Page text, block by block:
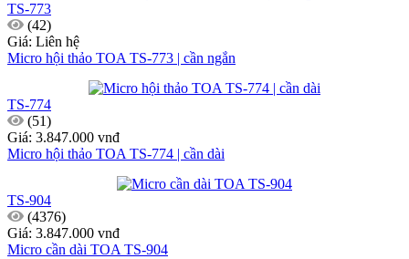
TS-773
(42)
Giá: Liên hệ
Micro hội thảo TOA TS-773 | cần ngắn
TS-774
(51)
Giá: 3.847.000 vnđ
Micro hội thảo TOA TS-774 | cần dài
TS-904
(4376)
Giá: 3.847.000 vnđ
Micro cần dài TOA TS-904